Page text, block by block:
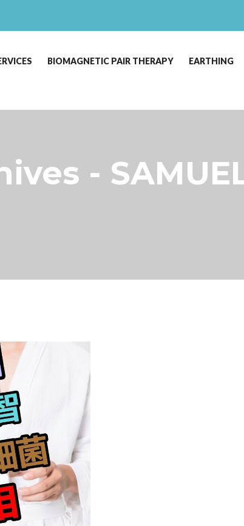
BIOMAGNETIC PAIR THERAPY EARTHING
-